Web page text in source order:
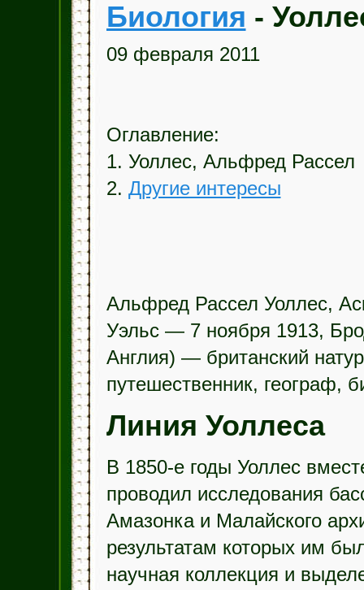
Биология -
09 февраля 2011
Оглавление:
1. Уоллес, Альфред Рассел
2. Другие интересы
Альфред Рассел Уоллес,
Уэльс — 7 ноября 1913,
Англия) — британский
путешественник, географ,
Линия Уоллеса
В 1850-е годы Уоллес
проводил исследования
Амазонка и Малайского
результатам которых им
научная коллекция и